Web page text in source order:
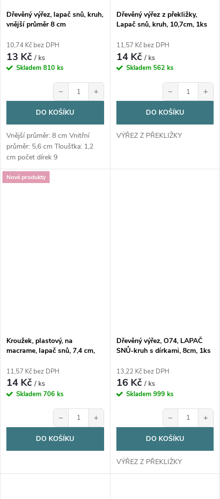
Dřevěný výřez, lapač snů, kruh,
vnější průměr 8 cm
10,74 Kč bez DPH
13 Kč/ ks
Skladem 810 ks
− +
DO KOŠÍKU
Vnější průměr: 8 cm Vnitřní
průměr: 5,6 cm Tloušťka: 1,2
cm počet dírek 9
Dřevěný výřez z překližky,
Lapač snů, kruh, 10,7cm, 1ks
11,57 Kč bez DPH
14 Kč/ ks
Skladem 562 ks
− +
DO KOŠÍKU
VÝŘEZ Z PŘEKLIŽKY
Nové produkty
Kroužek, plastový, na
macrame, lapač snů, 7,4 cm,
11,57 Kč bez DPH
14 Kč/ ks
Skladem 706 ks
− +
DO KOŠÍKU
Dřevěný výřez, O74, LAPAČ
SNŮ-kruh s dírkami, 8cm, 1ks
13,22 Kč bez DPH
16 Kč/ ks
Skladem 999 ks
− +
DO KOŠÍKU
VÝŘEZ Z PŘEKLIŽKY